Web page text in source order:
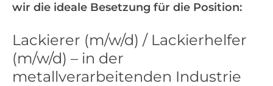
wir die ideale Besetzung für die Position:
Lackierer (m/w/d) / Lackierhelfer
(m/w/d) – in der
metallverarbeitenden Industrie